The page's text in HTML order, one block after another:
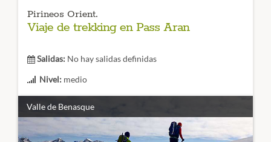
Pirineos Orient.
Viaje de trekking en Pass Aran
Salidas: No hay salidas definidas
Nivel: medio
Alejado de los Grandes Circuito elPass Aran, recorre la
parte menos conocida del Valle de Arán, sin duda una
Valle de Benasque